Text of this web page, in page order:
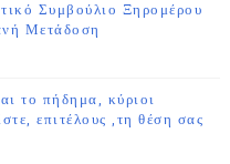
Συμβούλιο Ξηρομέρου
Μετάδοση
το πήδημα, κύριοι
επιτέλους ,τη θέση σας